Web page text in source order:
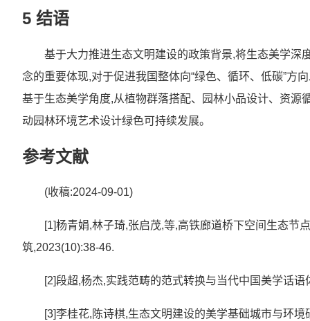
5 结语
基于大力推进生态文明建设的政策背景,将生态美学深
念的重要体现,对于促进我国整体向“绿色、循环、低碳”方
基于生态美学角度,从植物群落搭配、园林小品设计、资
动园林环境艺术设计绿色可持续发展。
参考文献
(收稿:2024-09-01)
[1]杨青娟,林子琦,张启茂,等,高铁廊道桥下空间生态
筑,2023(10):38-46.
[2]段超,杨杰,实践范畴的范式转换与当代中国美学话
[3]李桂花,陈诗棋,生态文明建设的美学基础城市与环境